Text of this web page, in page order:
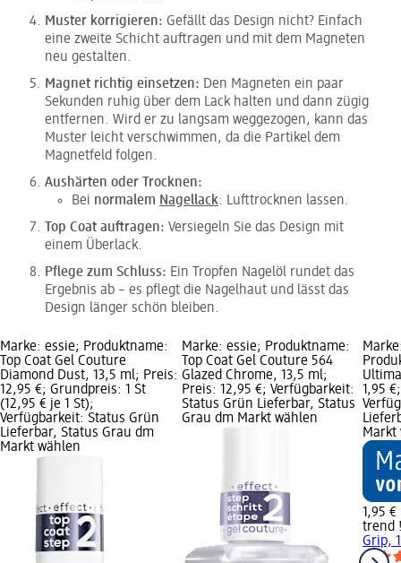
Muster korrigieren: Gefällt das Design nicht? Einfach
eine zweite Schicht auftragen und mit dem Magneten
neu gestalten.
Magnet richtig einsetzen: Den Magneten ein paar
Sekunden ruhig über dem Lack halten und dann zügig
entfernen. Wird er zu langsam weggezogen, kann das
Muster leicht verschwimmen, da die Partikel dem
Magnetfeld folgen.
Aushärten oder Trocknen:
Bei normalem Nagellack: Lufttrocknen lassen.
Top Coat auftragen: Versiegeln Sie das Design mit
einem Überlack.
Pflege zum Schluss: Ein Tropfen Nagelöl rundet das
Ergebnis ab – es pflegt die Nagelhaut und lässt das
Design länger schön bleiben.
Marke: essie; Produktname:
Top Coat Gel Couture
Diamond Dust, 13,5 ml; Preis:
12,95 €; Grundpreis: 1 St
(12,95 € je 1 St);
Verfügbarkeit: Status Grün
Lieferbar, Status Grau dm
Markt wählen
Marke: essie; Produktname:
Top Coat Gel Couture 564
Glazed Chrome, 13,5 ml;
Preis: 12,95 €; Verfügbarkeit:
Status Grün Lieferbar, Status
Grau dm Markt wählen
1,95
Markt
1,95 €
trend
Grip,